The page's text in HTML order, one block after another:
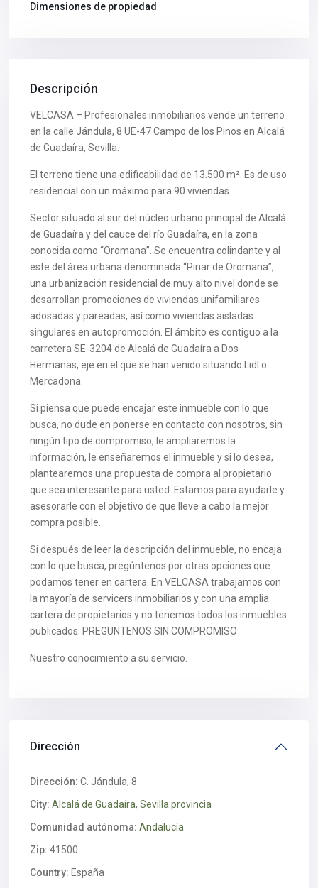
Dimensiones de propiedad
Descripción
VELCASA – Profesionales inmobiliarios vende un terreno
en la calle Jándula, 8 UE-47 Campo de los Pinos en Alcalá
de Guadaíra, Sevilla.
El terreno tiene una edificabilidad de 13.500 m². Es de uso
residencial con un máximo para 90 viviendas.
Sector situado al sur del núcleo urbano principal de Alcalá
de Guadaíra y del cauce del río Guadaíra, en la zona
conocida como “Oromana”. Se encuentra colindante y al
este del área urbana denominada “Pinar de Oromana”,
una urbanización residencial de muy alto nivel donde se
desarrollan promociones de viviendas unifamiliares
adosadas y pareadas, así como viviendas aisladas
singulares en autopromoción. El ámbito es contiguo a la
carretera SE-3204 de Alcalá de Guadaíra a Dos
Hermanas, eje en el que se han venido situando Lidl o
Mercadona
Si piensa que puede encajar este inmueble con lo que
busca, no dude en ponerse en contacto con nosotros, sin
ningún tipo de compromiso, le ampliaremos la
información, le enseñaremos el inmueble y si lo desea,
plantearemos una propuesta de compra al propietario
que sea interesante para usted. Estamos para ayudarle y
asesorarle con el objetivo de que lleve a cabo la mejor
compra posible.
Si después de leer la descripción del inmueble, no encaja
con lo que busca, pregúntenos por otras opciones que
podamos tener en cartera. En VELCASA trabajamos con
la mayoría de servicers inmobiliarios y con una amplia
cartera de propietarios y no tenemos todos los inmuebles
publicados. PREGUNTENOS SIN COMPROMISO
Nuestro conocimiento a su servicio.
Dirección
Dirección: C. Jándula, 8
City: Alcalá de Guadaíra, Sevilla provincia
Comunidad autónoma: Andalucía
Zip: 41500
Country: España